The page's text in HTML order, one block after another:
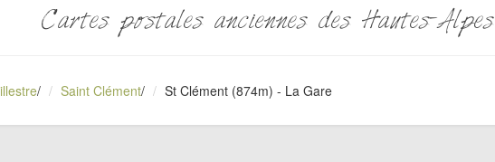
Cartes postales anciennes des Hautes-Alpes
/ Saint Clément/ St Clément (874m) - La Gare